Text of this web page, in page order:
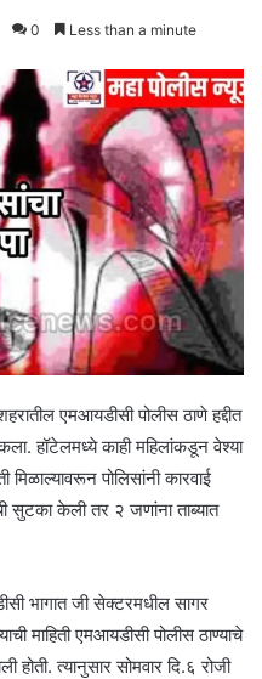
0 Less than a minute
एमआयडीसी पोलीस ठाणे हद्दीत
हॉटेलमध्ये काही महिलांकडून वेश्या
पोलिसांनी कारवाई
सुटका केली तर २ जणांना ताब्यात
भागात जी सेक्टरमधील सागर
माहिती एमआयडीसी पोलीस ठाण्याचे
होती. त्यानुसार सोमवार दि.६ रोजी